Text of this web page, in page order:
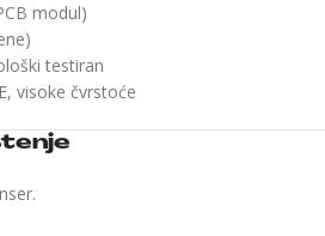
modul)
testiran
visoke čvrstoće